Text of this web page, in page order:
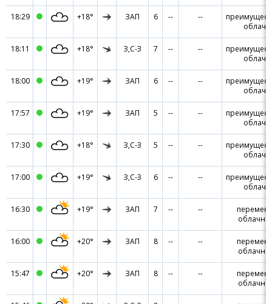
18:29 +18° ЗАП 6 -- --
18:11 +18° З,С-З 7 -- --
18:00 +19° ЗАП 6 -- --
17:57 +19° ЗАП 5 -- --
17:30 +18° З,С-З 5 -- --
17:00 +19° З,С-З 6 -- --
16:30 +19° ЗАП 7 -- --
16:00 +20° ЗАП 8 -- --
15:47 +20° ЗАП 8 -- --